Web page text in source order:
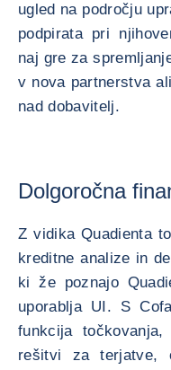
ugled na področju
podpirata pri
naj gre za
v nova partnerstva
nad dobavitelj.
Dolgoročna
Z vidika Quadienta
kreditne analize in
ki že poznajo
uporablja UI. S
funkcija
rešitvi za terjatve,